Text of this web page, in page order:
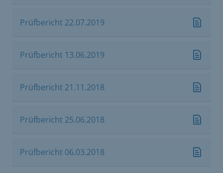
Prüfbericht 22.07.2019
Prüfbericht 13.06.2019
Prüfbericht 21.11.2018
Prüfbericht 25.06.2018
Prüfbericht 06.03.2018